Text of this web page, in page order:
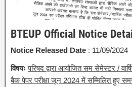
BTEUP Official Notice
Notice Released Date : 11/09/2024
विषयः परिषद द्वारा आयोजित सम सेमेस्टर /
बैक पेपर परीक्षा जून 2024 में सम्मिलित हुए